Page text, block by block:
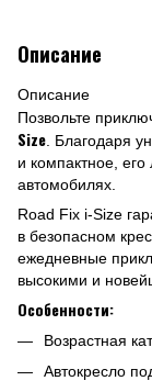
Описание
Описание
Позвольте
Size . Благодаря
и компактное, его
автомобилях.
Road Fix i-Size
в безопасном
ежедневные
высокими и
Особенности:
Возрастная
Автокресло